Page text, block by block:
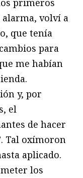
alarma, volví a
que tenía
para
me habían
y, por
el
de hacer
Tal oxímoron
aplicado.
meter los